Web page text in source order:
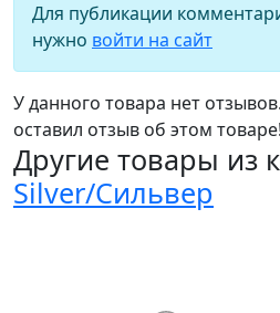
Для публикации
нужно войти на сайт
У данного товара нет
оставил отзыв об этом товаре!
Другие товары из
Silver/Сильвер